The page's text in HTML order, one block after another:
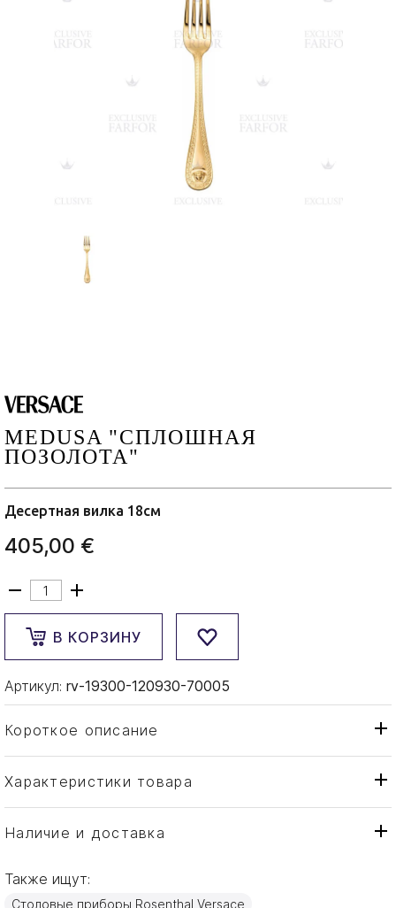
MEDUSA "СПЛОШНАЯ
ПОЗОЛОТА"
Десертная вилка 18см
405,00 €
В КОРЗИНУ
Артикул: rv-19300-120930-70005
Короткое описание
Характеристики товара
Тип товара
Вилка
Бренд
Страна производителя
Наличие и доставка
Также ищут:
Столовые приборы Rosenthal Versace